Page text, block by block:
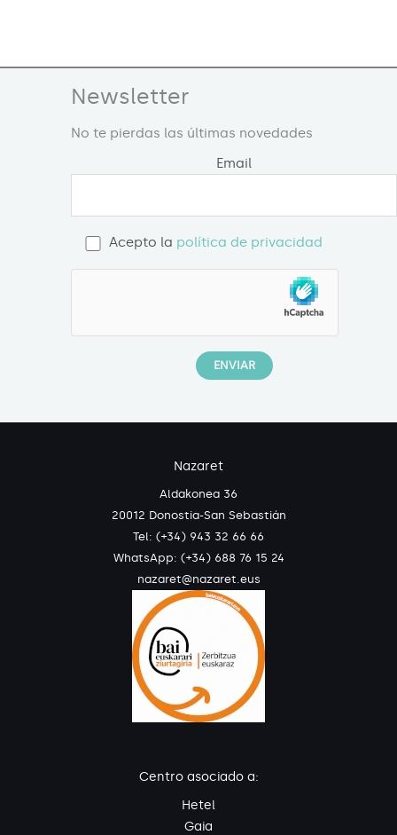
Newsletter
No te pierdas las últimas novedades
Email
Acepto la política de privacidad
Nazaret
Aldakonea 36
20012 Donostia-San Sebastián
Tel: (+34) 943 32 66 66
WhatsApp: (+34) 688 76 15 24
nazaret@nazaret.eus
Centro asociado a:
Hetel
Gaia